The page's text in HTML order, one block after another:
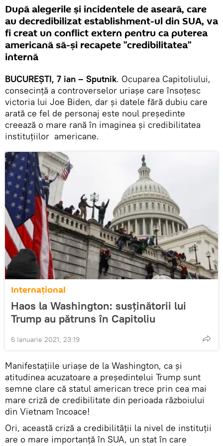
După alegerile și incidentele de aseară, care
au decredibilizat establishment-ul din SUA, va
fi creat un conflict extern pentru ca puterea
americană să-și recapete ”credibilitatea”
internă
BUCUREȘTI, 7 ian – Sputnik. Ocuparea Capitoliului,
consecință a controverselor uriașe care însoțesc
victoria lui Joe Biden, dar și datele fără dubiu care
arată ce fel de personaj este noul președinte
creează o mare rană în imaginea și credibilitatea
instituțiilor americane.
Internaţional
Haos la Washington: susținătorii lui
Trump au pătruns în Capitoliu
6 Ianuarie 2021, 23:19
Manifestațiile uriașe de la Washington, ca și
atitudinea acuzatoare a președintelui Trump sunt
semne clare că statul american trece prin cea mai
mare criză de credibilitate din perioada războiului
din Vietnam încoace!
Ori, această criză a credibilității la nivel de instituții
are o mare importanță în SUA, un stat în care